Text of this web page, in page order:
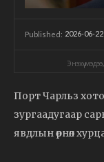
Published: 2026-06-22
Энэхүү
Порт Чарльз
зургаадугаар
явдлын өрнөл